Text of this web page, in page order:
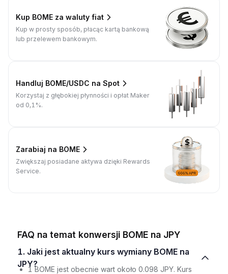
Kup BOME za waluty fiat
Kup w prosty sposób, płacąc kartą bankową
lub przelewem bankowym.
Handluj BOME/USDC na Spot
Korzystaj z głębokiej płynności i opłat Maker
od 0,1%.
Zarabiaj na BOME
Zwiększaj posiadane aktywa dzięki Rewards
Service.
FAQ na temat konwersji BOME na JPY
1. Jaki jest aktualny kurs wymiany BOME na
JPY?
1 BOME jest obecnie wart około 0.098 JPY. Kurs